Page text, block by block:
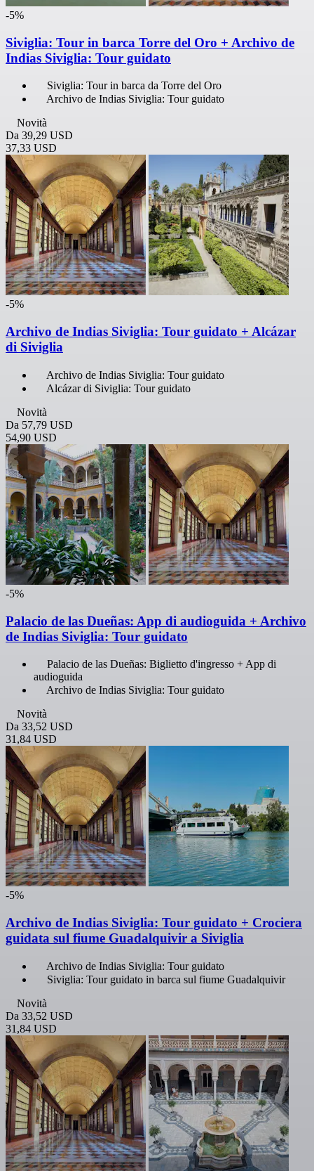
-5%
Siviglia: Tour in barca Torre del Oro + Archivo de
Indias Siviglia: Tour guidato
Siviglia: Tour in barca da Torre del Oro
Archivo de Indias Siviglia: Tour guidato
Novità
Da 39,29 USD
37,33 USD
-5%
Archivo de Indias Siviglia: Tour guidato + Alcázar
di Siviglia
Archivo de Indias Siviglia: Tour guidato
Alcázar di Siviglia: Tour guidato
Novità
Da 57,79 USD
54,90 USD
-5%
Palacio de las Dueñas: App di audioguida + Archivo
de Indias Siviglia: Tour guidato
Palacio de las Dueñas: Biglietto d'ingresso + App di
audioguida
Archivo de Indias Siviglia: Tour guidato
Novità
Da 33,52 USD
31,84 USD
-5%
Archivo de Indias Siviglia: Tour guidato + Crociera
guidata sul fiume Guadalquivir a Siviglia
Archivo de Indias Siviglia: Tour guidato
Siviglia: Tour guidato in barca sul fiume Guadalquivir
Novità
Da 33,52 USD
31,84 USD